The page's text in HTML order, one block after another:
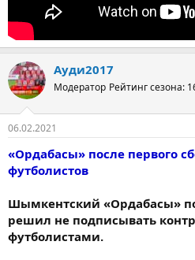
Ауди2017
Модератор Рейтинг сезона:
06.02.2021
«Ордабасы» после первого
футболистов
Шымкентский «Ордабасы»
решил не подписывать
футболистами.